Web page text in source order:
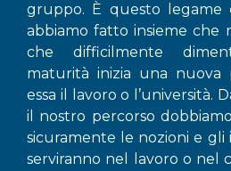
gruppo. È questo
abbiamo fatto insieme che
che difficilmente
maturità inizia una nuova
essa il lavoro o l’università.
il nostro percorso
sicuramente le nozioni e gli
serviranno nel lavoro o nel